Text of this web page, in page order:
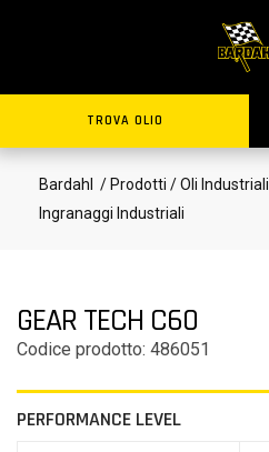
TROVA OLIO
Bardahl / Prodotti / Oli Industriali
Ingranaggi Industriali
GEAR TECH C60
Codice prodotto: 486051
PERFORMANCE LEVEL